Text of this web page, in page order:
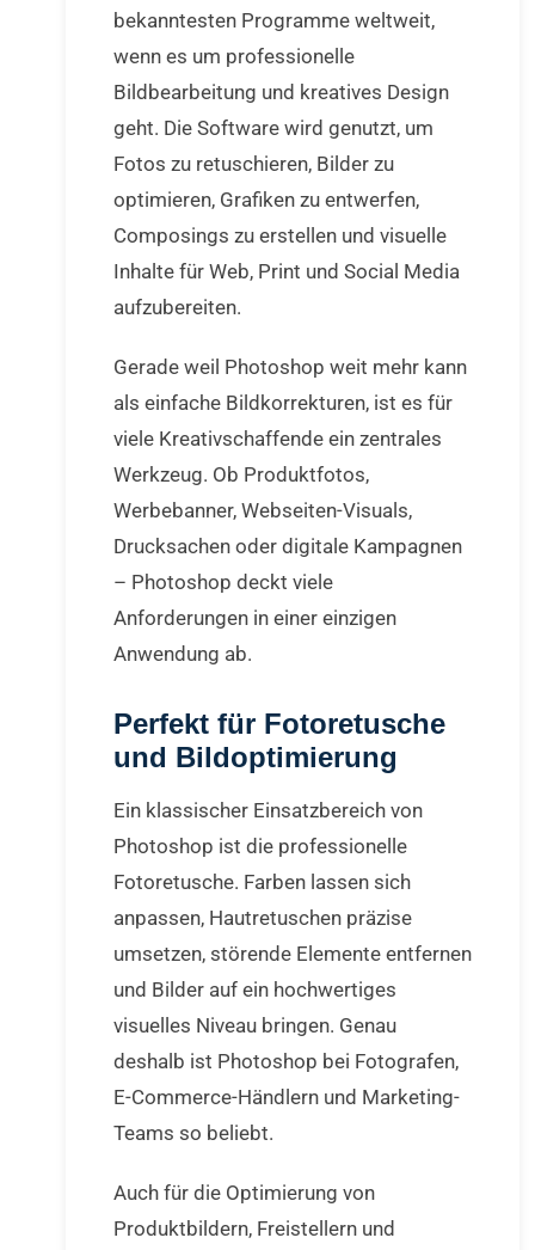
bekanntesten Programme weltweit,
wenn es um professionelle
Bildbearbeitung und kreatives Design
geht. Die Software wird genutzt, um
Fotos zu retuschieren, Bilder zu
optimieren, Grafiken zu entwerfen,
Composings zu erstellen und visuelle
Inhalte für Web, Print und Social Media
aufzubereiten.
Gerade weil Photoshop weit mehr kann
als einfache Bildkorrekturen, ist es für
viele Kreativschaffende ein zentrales
Werkzeug. Ob Produktfotos,
Werbebanner, Webseiten-Visuals,
Drucksachen oder digitale Kampagnen
– Photoshop deckt viele
Anforderungen in einer einzigen
Anwendung ab.
Perfekt für Fotoretusche
und Bildoptimierung
Ein klassischer Einsatzbereich von
Photoshop ist die professionelle
Fotoretusche. Farben lassen sich
anpassen, Hautretuschen präzise
umsetzen, störende Elemente entfernen
und Bilder auf ein hochwertiges
visuelles Niveau bringen. Genau
deshalb ist Photoshop bei Fotografen,
E-Commerce-Händlern und Marketing-
Teams so beliebt.
Auch für die Optimierung von
Produktbildern, Freistellern und